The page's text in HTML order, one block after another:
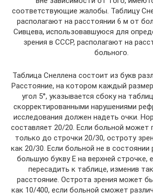
соответствующие жалобы. Таблицу
располагают на расстоянии 6 м от
Сивцева, использовавшуюся для
зрения в СССР, располагают на
больного.
Таблица Снеллена состоит из букв
Расстояние, на котором каждый
угол 5°, указывается сбоку на
скорректированными нарушениями
исследования должен надеть очки.
составляет 20/20. Если больной может
только до строчки 20/30, остроту
как 20/30. Если больной не в
большую букву Е на верхней строчке,
пересадить к таблице, изменив
расстояние. Острота зрения может
как 10/400, если больной сможет